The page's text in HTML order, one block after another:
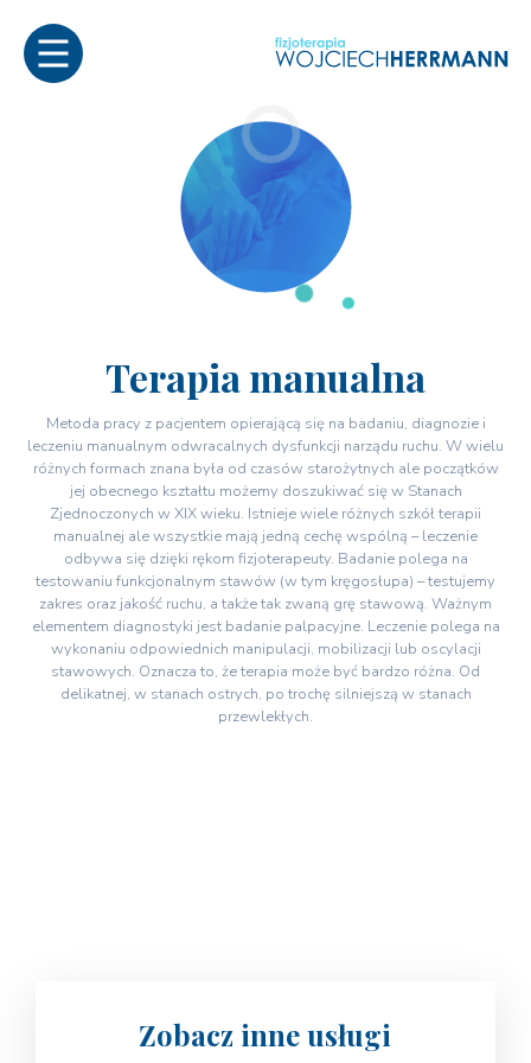
Terapia manualna
Metoda pracy z pacjentem opierającą się na badaniu, diagnozie i
leczeniu manualnym odwracalnych dysfunkcji narządu ruchu. W wielu
różnych formach znana była od czasów starożytnych ale początków
jej obecnego kształtu możemy doszukiwać się w Stanach
Zjednoczonych w XIX wieku. Istnieje wiele różnych szkół terapii
manualnej ale wszystkie mają jedną cechę wspólną – leczenie
odbywa się dzięki rękom fizjoterapeuty. Badanie polega na
testowaniu funkcjonalnym stawów (w tym kręgosłupa) – testujemy
zakres oraz jakość ruchu, a także tak zwaną grę stawową. Ważnym
elementem diagnostyki jest badanie palpacyjne. Leczenie polega na
wykonaniu odpowiednich manipulacji, mobilizacji lub oscylacji
stawowych. Oznacza to, że terapia może być bardzo różna. Od
delikatnej, w stanach ostrych, po trochę silniejszą w stanach
przewlekłych.
Zobacz inne usługi